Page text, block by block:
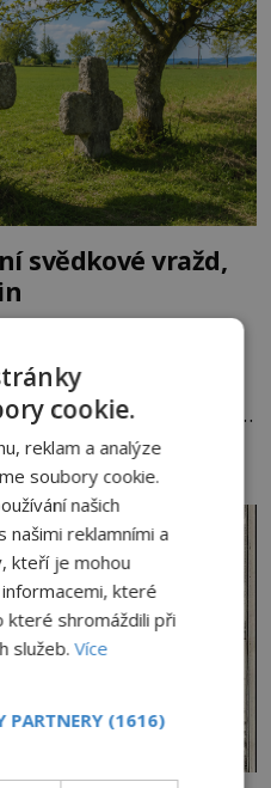
svědkové vražd,
okrajích polí nebo
na těle vytesaný
případě jde jen o prostý
jako zapomenuté
některé z nich mají
právem, kdy se vrah a
na usmíření.
cookie.
reklam a analýze
soubory cookie.
našich
našimi reklamními a
kteří je mohou
které
shromáždili při
služeb.Více
PARTNERY (1616)